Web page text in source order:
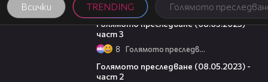
Всички TRENDING Голямото
09:13
Голямото преследване (08.05.2023) -
част 3
8 Голямото преследване
Голямото преследване (08.05.2023) -
част 2